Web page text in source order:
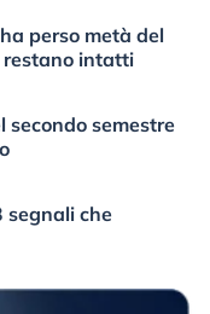
perso metà del
restano intatti
secondo semestre
segnali che